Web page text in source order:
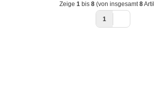
Zeige 1bis 8(von insgesamt8
1